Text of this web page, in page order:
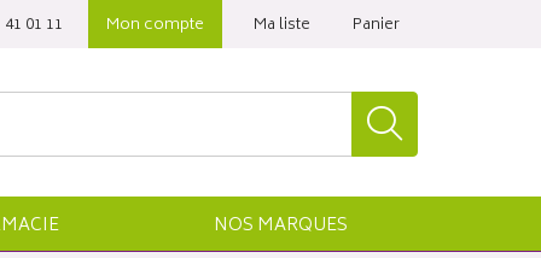
01 11‬ Mon compte Ma liste Panier
NOS MARQUES